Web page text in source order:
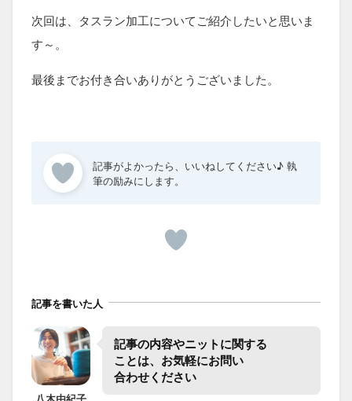
次回は、タスラン加工についてご紹介したいと思いま
す～。
最後までお付き合いありがとうございました。
記事を書いた人
記事の​内容や​ニットに​関する​
ことは、​お気軽に​お問い​
合わせください